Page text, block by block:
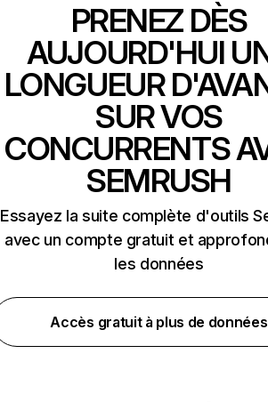
PRENEZ DÈS
AUJOURD'HUI
LONGUEUR
SUR VOS
CONCURRENTS
SEMRUSH
Essayez la suite complète d'outils
avec un compte gratuit et
les données
Accès gratuit à plus de données